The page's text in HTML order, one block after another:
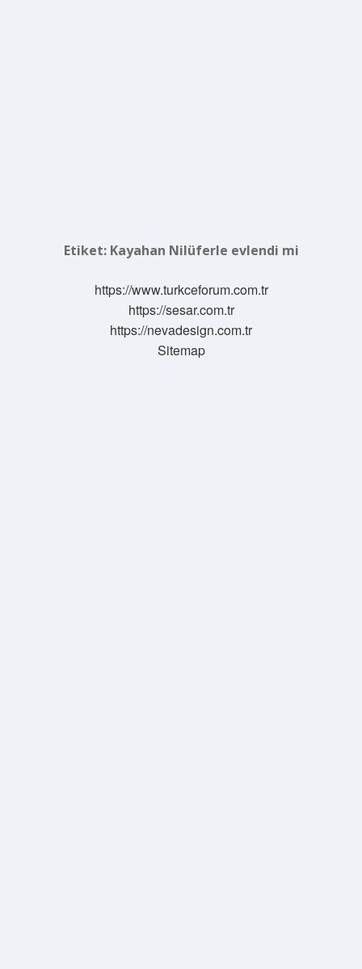
Etiket: Kayahan Nilüferle evlendi mi
https://www.turkceforum.com.tr
https://sesar.com.tr
https://nevadesign.com.tr
Sitemap